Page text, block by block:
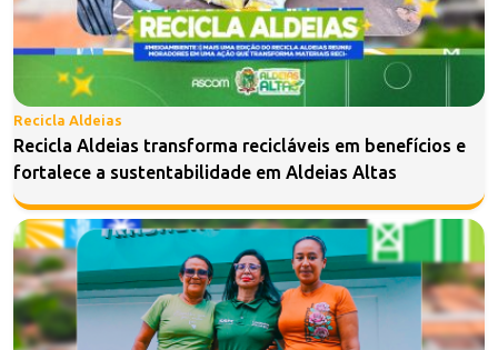
Recicla Aldeias
Recicla Aldeias transforma recicláveis em benefícios e
fortalece a sustentabilidade em Aldeias Altas